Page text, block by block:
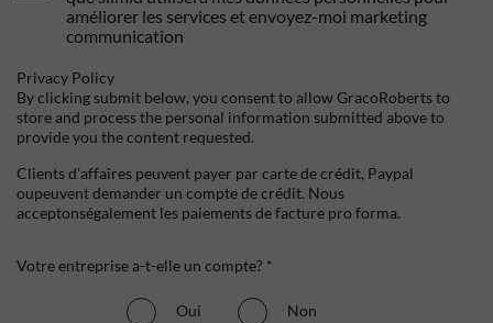
améliorer les services et envoyez-moi marketing
communication
Privacy Policy
By clicking submit below, you consent to allow GracoRoberts to
store and process the personal information submitted above to
provide you the content requested.
Clients d'affaires peuvent payer par carte de crédit, Paypal
oupeuvent demander un compte de crédit. Nous
acceptonségalement les paiements de facture pro forma.
Votre entreprise a-t-elle un compte? *
Oui Non